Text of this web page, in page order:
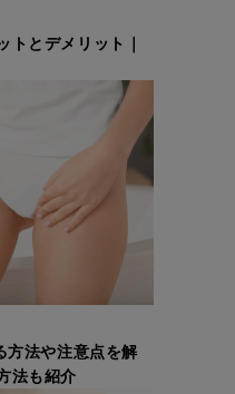
トとデメリット｜
方法や注意点を解
法も紹介